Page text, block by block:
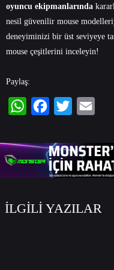
oyuncu ekipmanlarında
nesil güvenilir mouse
deneyiminizi bir üst seviyeye
mouse çeşitlerini inceleyin!
Paylaş:
İLGİLİ YAZILAR